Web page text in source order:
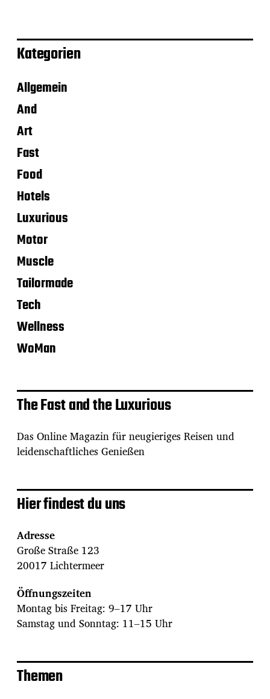
Kategorien
Allgemein
And
Art
Fast
Food
Hotels
Luxurious
Motor
Muscle
Tailormade
Tech
Wellness
WoMan
The Fast and the Luxurious
Das Online Magazin für neugieriges Reisen und
leidenschaftliches Genießen
Hier findest du uns
Adresse
Große Straße 123
20017 Lichtermeer
Öffnungszeiten
Montag bis Freitag: 9–17 Uhr
Samstag und Sonntag: 11–15 Uhr
Themen